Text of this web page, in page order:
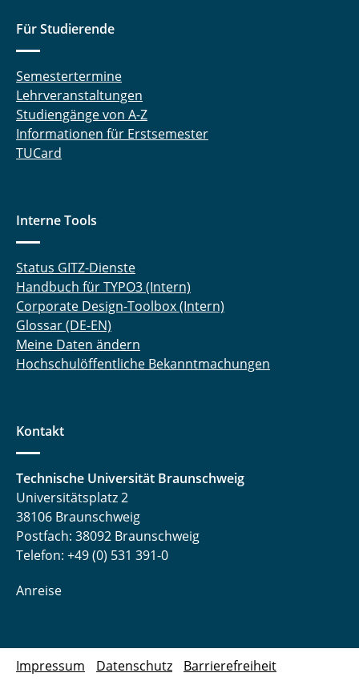
Für Studierende
Semestertermine
Lehrveranstaltungen
Studiengänge von A-Z
Informationen für Erstsemester
TUCard
Interne Tools
Status GITZ-Dienste
Handbuch für TYPO3 (Intern)
Corporate Design-Toolbox (Intern)
Glossar (DE-EN)
Meine Daten ändern
Hochschulöffentliche Bekanntmachungen
Kontakt
Technische Universität Braunschweig
Universitätsplatz 2
38106 Braunschweig
Postfach: 38092 Braunschweig
Telefon: +49 (0) 531 391-0
Anreise
Impressum Datenschutz Barrierefreiheit